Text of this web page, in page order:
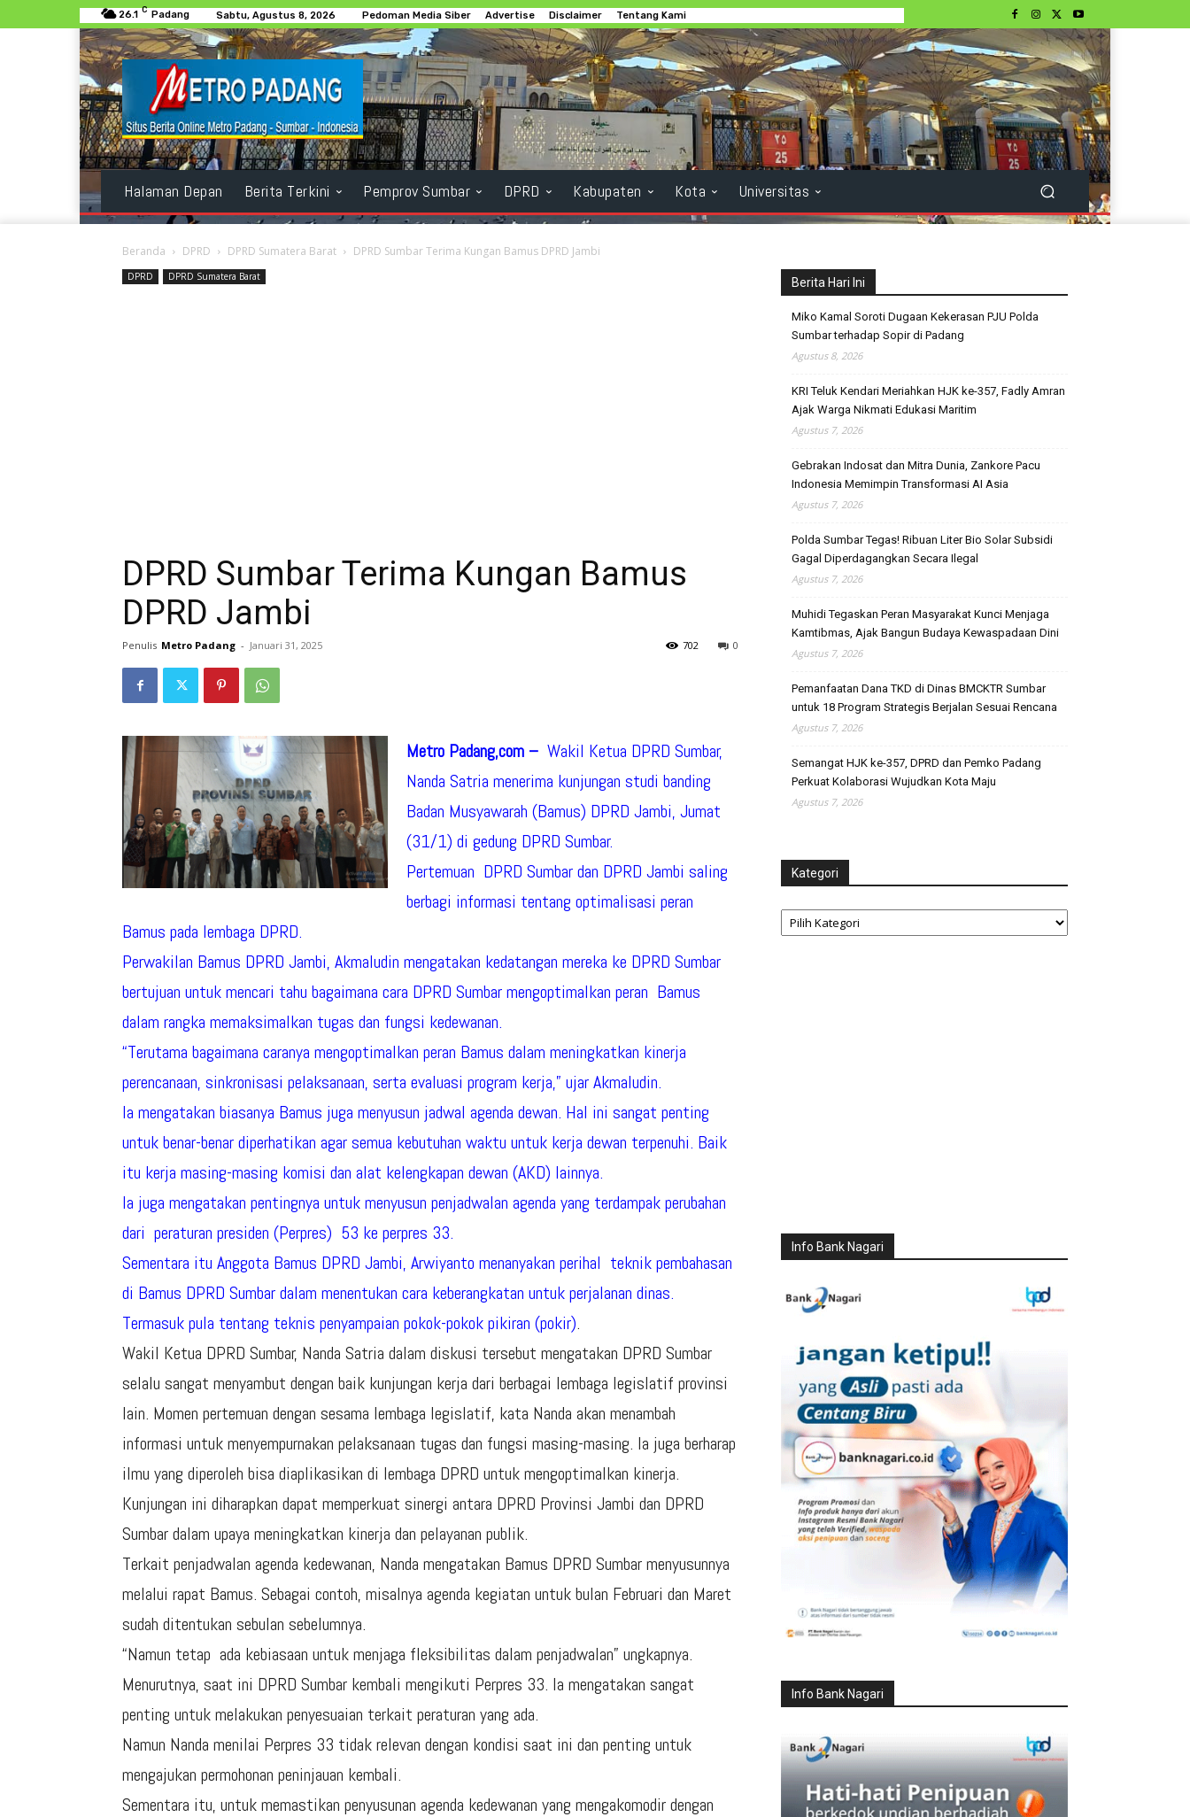
26.1 C Padang Sabtu, Agustus 8, 2026 Pedoman Media Siber Advertise Disclaimer Tentang Kami
Halaman Depan Berita Terkini Pemprov Sumbar DPRD Kabupaten Kota Universitas
Beranda DPRD DPRD Sumatera Barat DPRD Sumbar Terima Kungan Bamus DPRD Jambi
DPRD DPRD Sumatera Barat
DPRD Sumbar Terima Kungan Bamus
DPRD Jambi
Penulis Metro Padang - Januari 31, 2025 0
702
Metro Padang,com – Wakil Ketua DPRD Sumbar,
Nanda Satria menerima kunjungan studi banding
Badan Musyawarah (Bamus) DPRD Jambi, Jumat
(31/1) di gedung DPRD Sumbar.
Pertemuan DPRD Sumbar dan DPRD Jambi saling
berbagi informasi tentang optimalisasi peran
Bamus pada lembaga DPRD.
Perwakilan Bamus DPRD Jambi, Akmaludin mengatakan kedatangan mereka ke DPRD Sumbar
bertujuan untuk mencari tahu bagaimana cara DPRD Sumbar mengoptimalkan peran Bamus
dalam rangka memaksimalkan tugas dan fungsi kedewanan.
“Terutama bagaimana caranya mengoptimalkan peran Bamus dalam meningkatkan kinerja
perencanaan, sinkronisasi pelaksanaan, serta evaluasi program kerja,” ujar Akmaludin.
Ia mengatakan biasanya Bamus juga menyusun jadwal agenda dewan. Hal ini sangat penting
untuk benar-benar diperhatikan agar semua kebutuhan waktu untuk kerja dewan terpenuhi. Baik
itu kerja masing-masing komisi dan alat kelengkapan dewan (AKD) lainnya.
Ia juga mengatakan pentingnya untuk menyusun penjadwalan agenda yang terdampak perubahan
dari peraturan presiden (Perpres) 53 ke perpres 33.
Sementara itu Anggota Bamus DPRD Jambi, Arwiyanto menanyakan perihal teknik pembahasan
di Bamus DPRD Sumbar dalam menentukan cara keberangkatan untuk perjalanan dinas.
Termasuk pula tentang teknis penyampaian pokok-pokok pikiran (pokir).
Wakil Ketua DPRD Sumbar, Nanda Satria dalam diskusi tersebut mengatakan DPRD Sumbar
selalu sangat menyambut dengan baik kunjungan kerja dari berbagai lembaga legislatif provinsi
lain. Momen pertemuan dengan sesama lembaga legislatif, kata Nanda akan menambah
informasi untuk menyempurnakan pelaksanaan tugas dan fungsi masing-masing. Ia juga berharap
ilmu yang diperoleh bisa diaplikasikan di lembaga DPRD untuk mengoptimalkan kinerja.
Kunjungan ini diharapkan dapat memperkuat sinergi antara DPRD Provinsi Jambi dan DPRD
Sumbar dalam upaya meningkatkan kinerja dan pelayanan publik.
Terkait penjadwalan agenda kedewanan, Nanda mengatakan Bamus DPRD Sumbar menyusunnya
melalui rapat Bamus. Sebagai contoh, misalnya agenda kegiatan untuk bulan Februari dan Maret
sudah ditentukan sebulan sebelumnya.
“Namun tetap ada kebiasaan untuk menjaga fleksibilitas dalam penjadwalan” ungkapnya.
Menurutnya, saat ini DPRD Sumbar kembali mengikuti Perpres 33. Ia mengatakan sangat
penting untuk melakukan penyesuaian terkait peraturan yang ada.
Namun Nanda menilai Perpres 33 tidak relevan dengan kondisi saat ini dan penting untuk
mengajukan permohonan peninjauan kembali.
Sementara itu, untuk memastikan penyusunan agenda kedewanan yang mengakomodir dengan
Berita Hari Ini
Miko Kamal Soroti Dugaan Kekerasan PJU Polda
Sumbar terhadap Sopir di Padang
Agustus 8, 2026
KRI Teluk Kendari Meriahkan HJK ke-357, Fadly Amran
Ajak Warga Nikmati Edukasi Maritim
Agustus 7, 2026
Gebrakan Indosat dan Mitra Dunia, Zankore Pacu
Indonesia Memimpin Transformasi AI Asia
Agustus 7, 2026
Polda Sumbar Tegas! Ribuan Liter Bio Solar Subsidi
Gagal Diperdagangkan Secara Ilegal
Agustus 7, 2026
Muhidi Tegaskan Peran Masyarakat Kunci Menjaga
Kamtibmas, Ajak Bangun Budaya Kewaspadaan Dini
Agustus 7, 2026
Pemanfaatan Dana TKD di Dinas BMCKTR Sumbar
untuk 18 Program Strategis Berjalan Sesuai Rencana
Agustus 7, 2026
Semangat HJK ke-357, DPRD dan Pemko Padang
Perkuat Kolaborasi Wujudkan Kota Maju
Agustus 7, 2026
Kategori
Kategori
Info Bank Nagari
Info Bank Nagari